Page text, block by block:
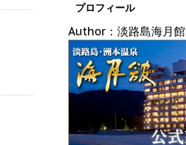
プロフィール
Author：淡路島海月館